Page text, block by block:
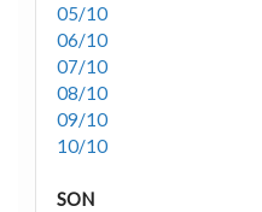
05/10
06/10
07/10
08/10
09/10
10/10
SON